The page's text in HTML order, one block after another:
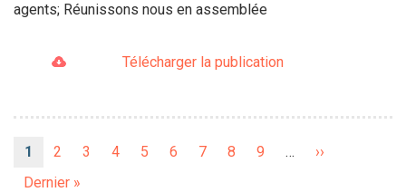
agents; Réunissons nous en assemblée
Télécharger la publication
Page
1 Page
2 Page
3 Page
4 Page
5 Page
6 Page
7 Page
8 Page
9 …
Page
››
Dernière
Dernier »